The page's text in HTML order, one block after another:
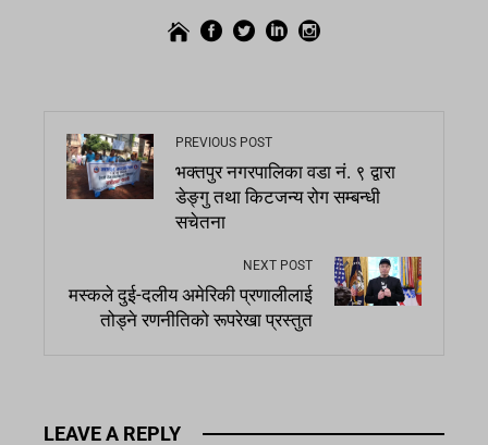
PREVIOUS POST
भक्तपुर नगरपालिका वडा नं. ९ द्वारा
डेङ्गु तथा किटजन्य रोग सम्बन्धी
सचेतना
NEXT POST
मस्कले दुई-दलीय अमेरिकी प्रणालीलाई
तोड्ने रणनीतिको रूपरेखा प्रस्तुत
LEAVE A REPLY